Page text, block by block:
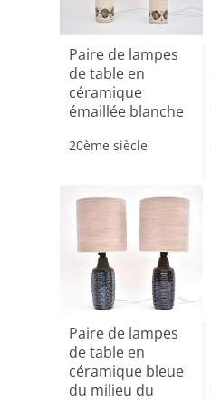
Paire de lampes
de table en
céramique
émaillée blanche
20ème siècle
Paire de lampes
de table en
céramique bleue
du milieu du